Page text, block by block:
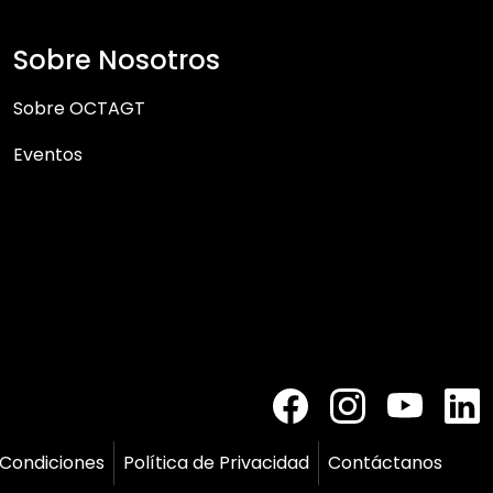
Sobre Nosotros
Sobre OCTAGT
Eventos
Política de Privacidad Contáctanos